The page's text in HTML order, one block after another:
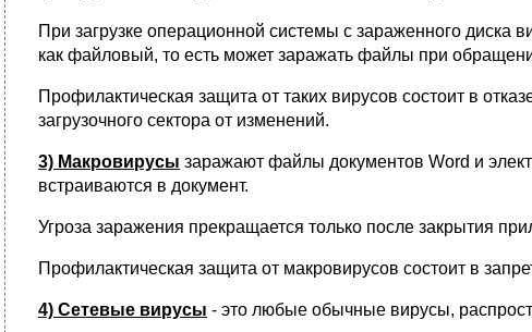
При загрузке операционной системы с зараженного
как файловый, то есть может заражать файлы при
Профилактическая защита от таких вирусов состоит в
загрузочного сектора от изменений.
3) Макровирусы заражают файлы документов Word и
встраиваются в документ.
Угроза заражения прекращается только после закрытия
Профилактическая защита от макровирусов состоит в
4) Сетевые вирусы - это любые обычные вирусы,